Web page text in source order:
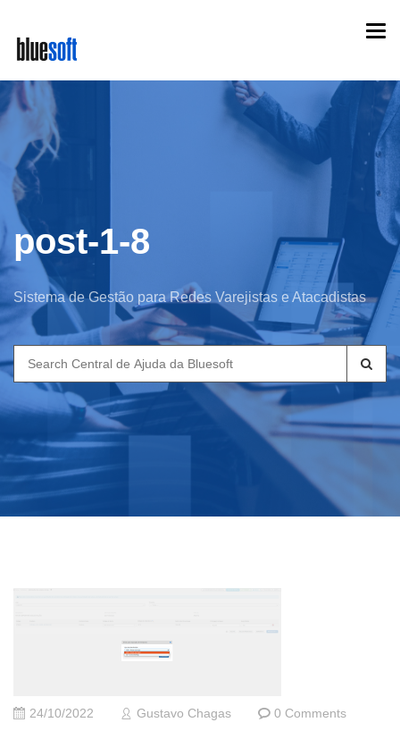
main
content
post-1-8
Sistema de Gestão para Redes Varejistas e Atacadistas
Search
for:
24/10/2022 Gustavo Chagas 0 Comments